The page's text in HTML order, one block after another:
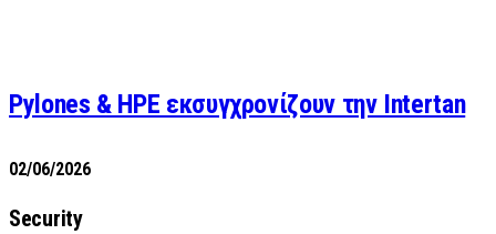
Pylones & HPE εκσυγχρονίζουν την Intertan
02/06/2026
Security